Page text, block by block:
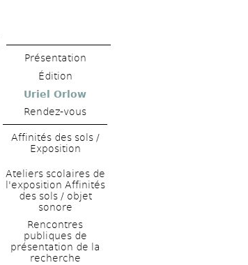
Présentation
Édition
Uriel Orlow
Rendez-vous
Affinités des sols /
Exposition
Ateliers scolaires de
l'exposition Affinités
des sols / objet
sonore
Rencontres
publiques de
présentation de la
recherche